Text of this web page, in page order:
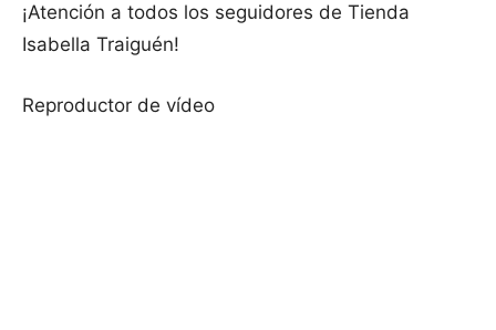
¡Atención a todos los seguidores de Tienda
Isabella Traiguén!
Reproductor de vídeo